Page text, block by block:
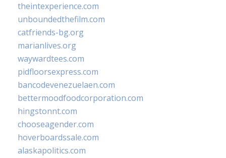
theintexperience.com
unboundedthefilm.com
catfriends-bg.org
marianlives.org
waywardtees.com
pidfloorsexpress.com
bancodevenezuelaen.com
bettermoodfoodcorporation.com
hingstonnt.com
chooseagender.com
hoverboardssale.com
alaskapolitics.com